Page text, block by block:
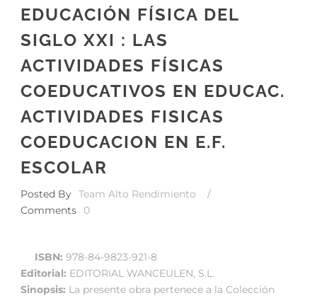
EDUCACIÓN FÍSICA DEL
SIGLO XXI : LAS
ACTIVIDADES FÍSICAS
COEDUCATIVOS EN EDUCAC.
ACTIVIDADES FISICAS
COEDUCACION EN E.F.
ESCOLAR
Posted By Team Alto Rendimiento
/
Comments
0
ISBN: 978-84-9823-921-8
Editorial: EDITORIAL WANCEULEN, S.L.
Sinopsis: La presente obra pertenece a la Colección